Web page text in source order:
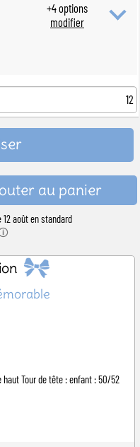
+4options
modifier
12
au panier
août en standard
🛈
Tour de tête : enfant : 50/52